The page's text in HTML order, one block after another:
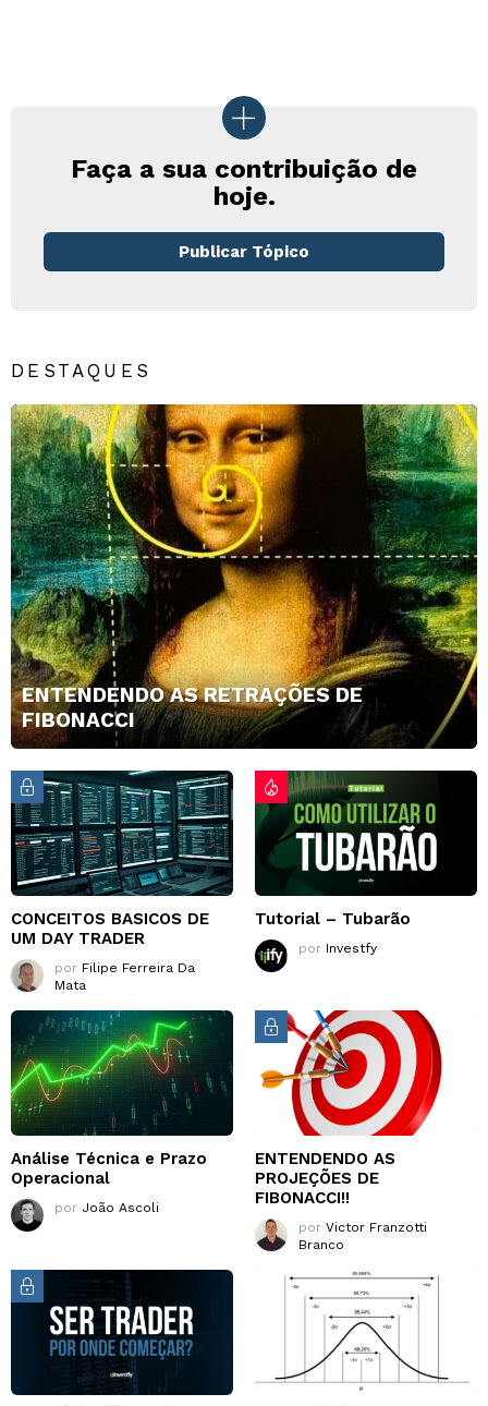
Faça a sua contribuição de
hoje.
Publicar Tópico
DESTAQUES
ENTENDENDO AS RETRAÇÕES DE
FIBONACCI
CONCEITOS BASICOS DE
UM DAY TRADER
por Filipe Ferreira Da
Mata
Tutorial – Tubarão
por Investfy
Análise Técnica e Prazo
Operacional
por João Ascoli
ENTENDENDO AS
PROJEÇÕES DE
FIBONACCI!!
por Victor Franzotti
Branco